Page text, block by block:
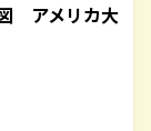
アメリカ大